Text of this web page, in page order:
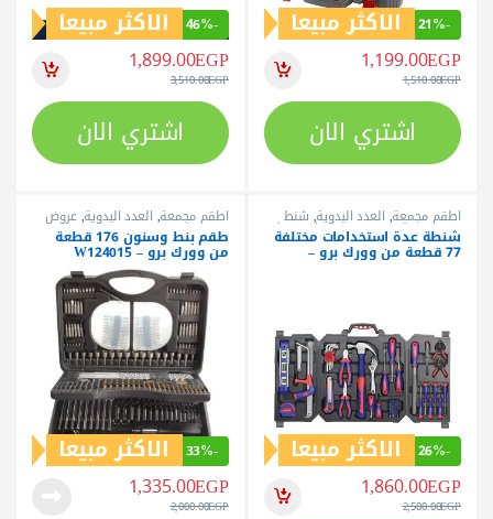
-
21% الاكثر مبيعا
1,199.00EGP
1,510.00EGP
اشتري الان
-
46% الاكثر مبيعا
1,899.00EGP
3,510.00EGP
اشتري الان
أطقم مجمعة, العدد اليدوية, شنط
عدة مجمعة,عروض وتخفيضات,وورك
برو
شنطة عدة استخدامات مختلفة
77 قطعة من وورك برو –
-
26% الاكثر مبيعا
1,860.00EGP
2,500.00EGP
أطقم مجمعة, العدد اليدوية,عروض
وتخفيضات طقم بنط وسنون 176 قطعة
من وورك برو – W124015
-
33% الاكثر مبيعا
1,335.00EGP
2,000.00EGP